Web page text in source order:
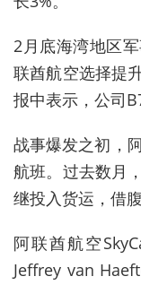
2月底海湾地区
联酋航空选择提
报中表示，公司
战事爆发之初，
航班。过去数月
继投入货运，借
阿联酋航空
Jeffrey van